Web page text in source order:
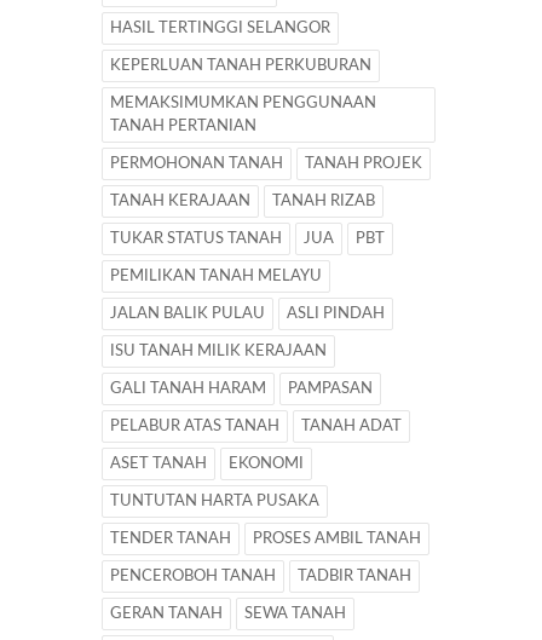
HASIL TERTINGGI SELANGOR
KEPERLUAN TANAH PERKUBURAN
MEMAKSIMUMKAN PENGGUNAAN
TANAH PERTANIAN
PERMOHONAN TANAH TANAH PROJEK
TANAH KERAJAAN TANAH RIZAB
TUKAR STATUS TANAH JUA PBT
PEMILIKAN TANAH MELAYU
JALAN BALIK PULAU ASLI PINDAH
ISU TANAH MILIK KERAJAAN
GALI TANAH HARAM PAMPASAN
PELABUR ATAS TANAH TANAH ADAT
ASET TANAH EKONOMI
TUNTUTAN HARTA PUSAKA
TENDER TANAH PROSES AMBIL TANAH
PENCEROBOH TANAH TADBIR TANAH
GERAN TANAH SEWA TANAH